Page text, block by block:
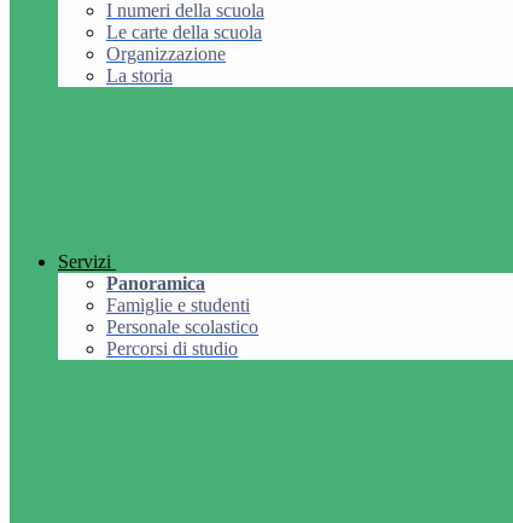
I numeri della scuola
Le carte della scuola
Organizzazione
La storia
Servizi
Panoramica
Famiglie e studenti
Personale scolastico
Percorsi di studio